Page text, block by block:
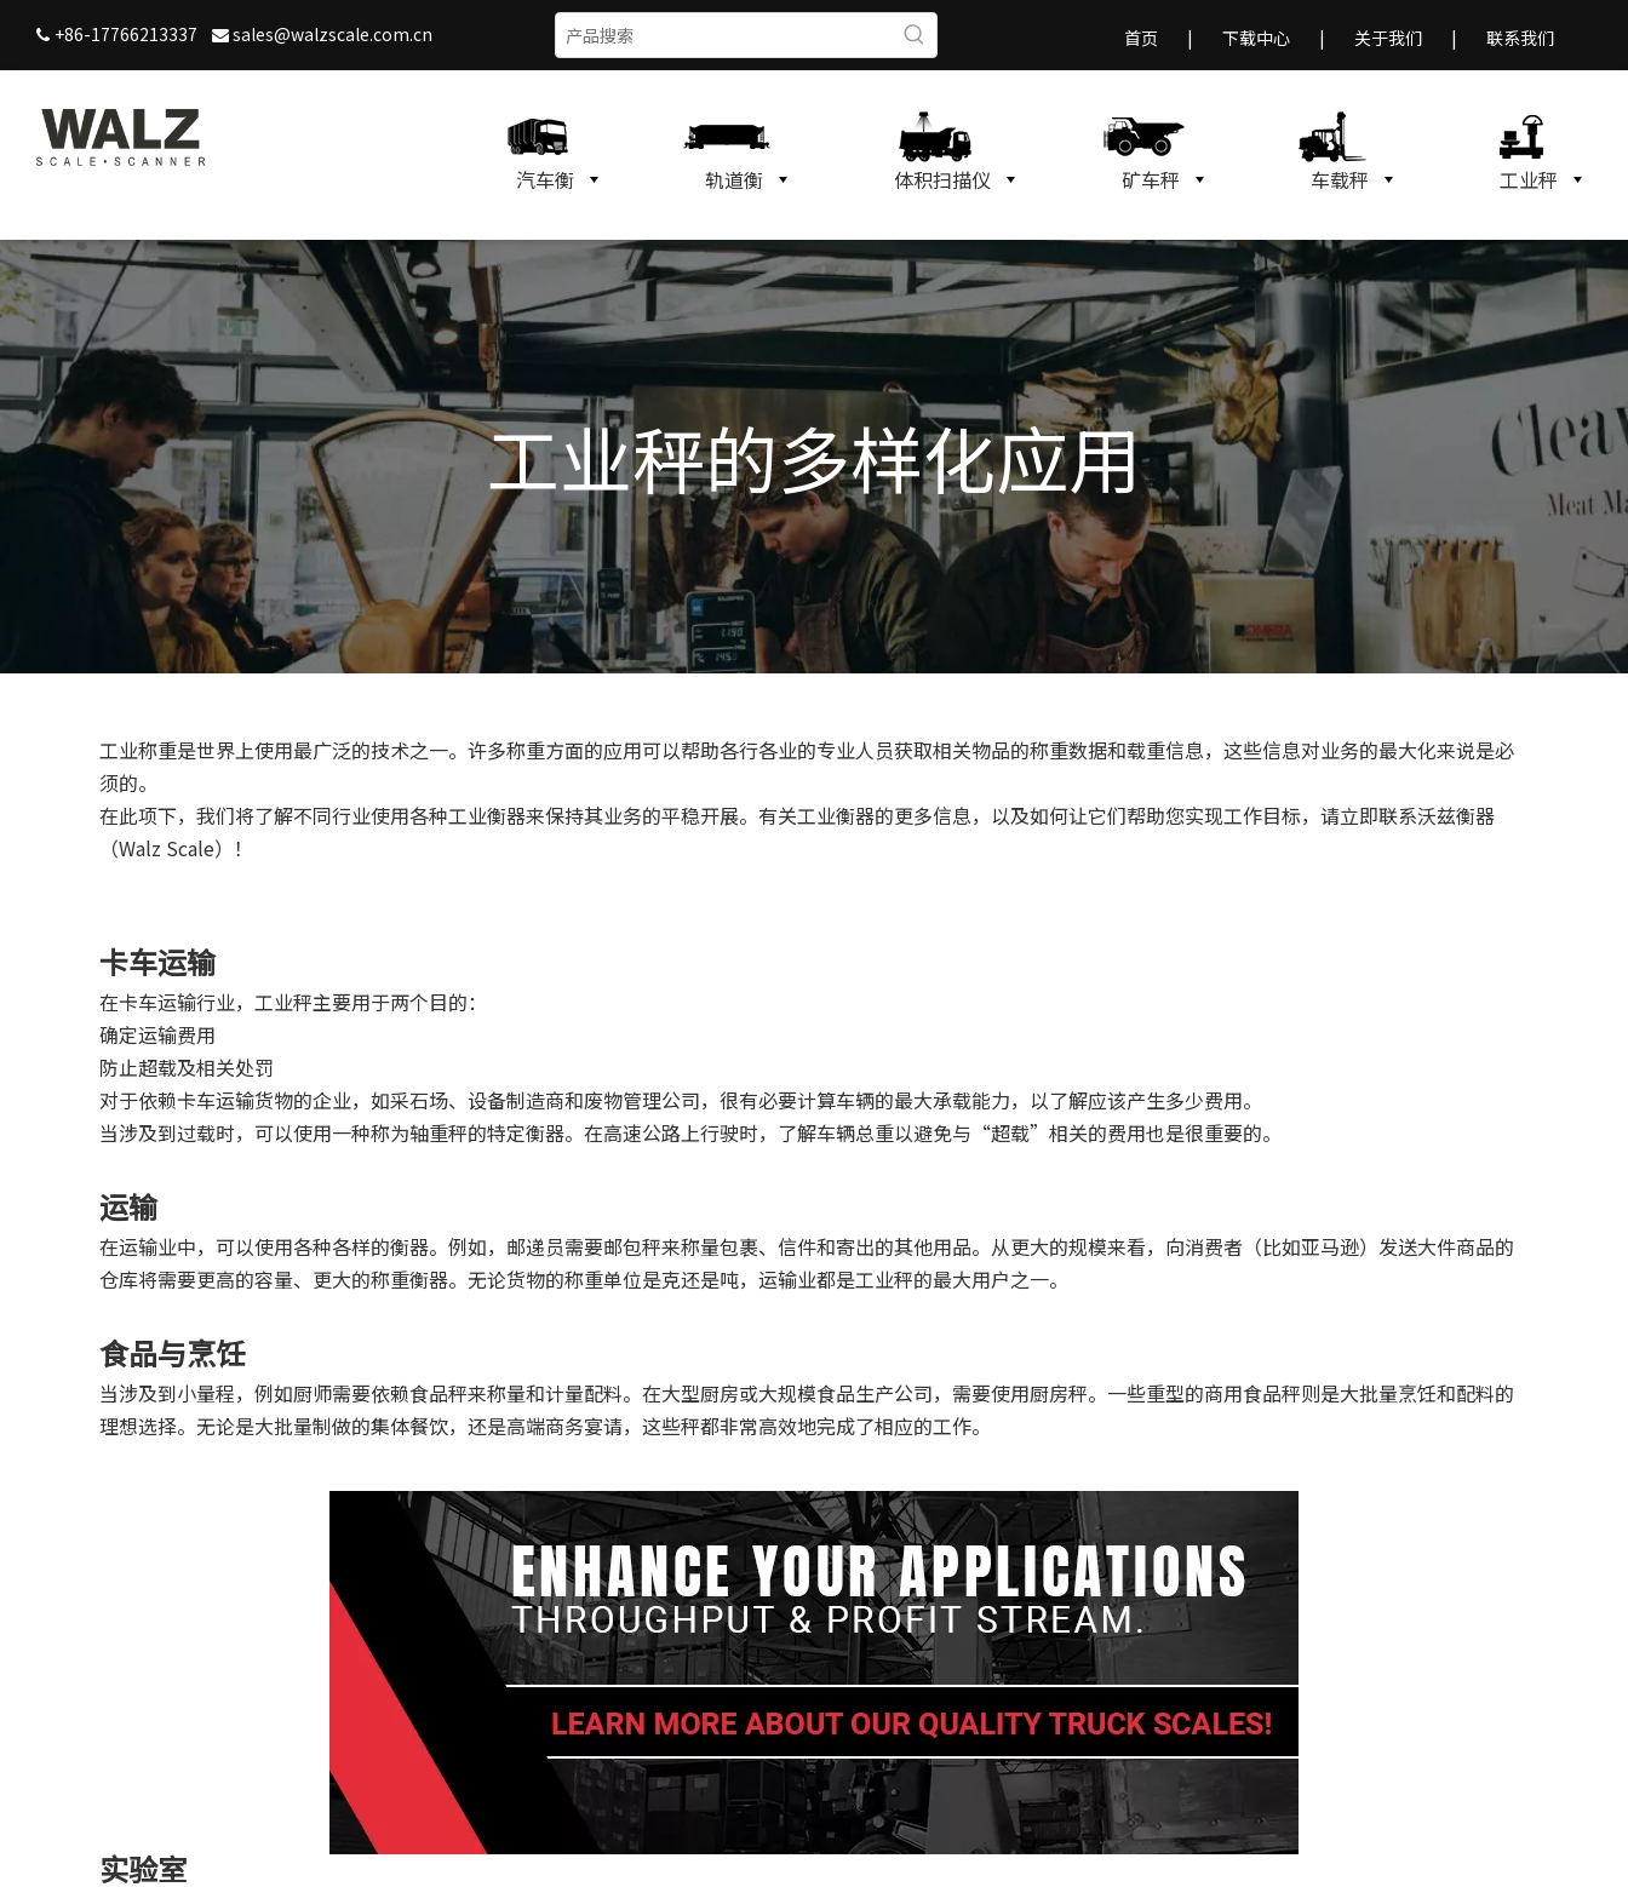
 +86-17766213337  sales@walzscale.com.cn 首页 | 下载中心 | 关于我们 | 联系我们
汽车衡 轨道衡 体积扫描仪 矿车秤 车载秤 工业秤
工业秤的多样化应用
工业称重是世界上使用最广泛的技术之一。许多称重方面的应用可以帮助各行各业的专业人员获取相关物品的称重数据和载重信息，这些信息对业务的最大化来说是必
须的。
在此项下，我们将了解不同行业使用各种工业衡器来保持其业务的平稳开展。有关工业衡器的更多信息，以及如何让它们帮助您实现工作目标，请立即联系沃兹衡器
（Walz Scale）！
卡车运输
在卡车运输行业，工业秤主要用于两个目的：
确定运输费用
防止超载及相关处罚
对于依赖卡车运输货物的企业，如采石场、设备制造商和废物管理公司，很有必要计算车辆的最大承载能力，以了解应该产生多少费用。
当涉及到过载时，可以使用一种称为轴重秤的特定衡器。在高速公路上行驶时，了解车辆总重以避免与“超载”相关的费用也是很重要的。
运输
在运输业中，可以使用各种各样的衡器。例如，邮递员需要邮包秤来称量包裹、信件和寄出的其他用品。从更大的规模来看，向消费者（比如亚马逊）发送大件商品的
仓库将需要更高的容量、更大的称重衡器。无论货物的称重单位是克还是吨，运输业都是工业秤的最大用户之一。
食品与烹饪
当涉及到小量程，例如厨师需要依赖食品秤来称量和计量配料。在大型厨房或大规模食品生产公司，需要使用厨房秤。一些重型的商用食品秤则是大批量烹饪和配料的
理想选择。无论是大批量制做的集体餐饮，还是高端商务宴请，这些秤都非常高效地完成了相应的工作。
实验室